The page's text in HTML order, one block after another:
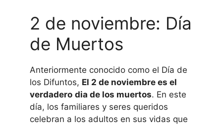
2 de noviembre: Día
de Muertos
Anteriormente conocido como el Día de
los Difuntos, El 2 de noviembre es el
verdadero dia de los muertos. En este
día, los familiares y seres queridos
celebran a los adultos en sus vidas que